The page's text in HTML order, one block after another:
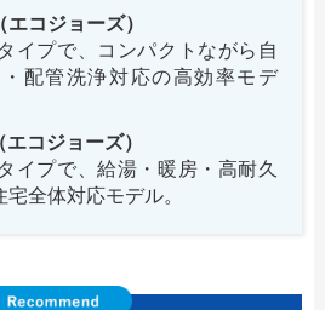
コジョーズ）
イプで、コンパクトながら自
配管洗浄対応の高効率モデ
コジョーズ）
イプで、給湯・暖房・高耐久
全体対応モデル。